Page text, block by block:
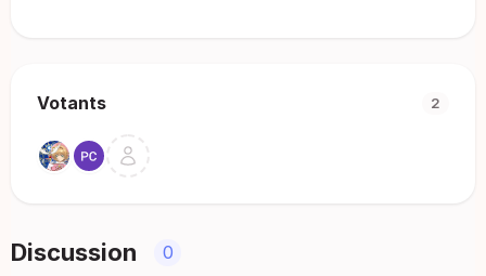
Votants 2
Discussion 0